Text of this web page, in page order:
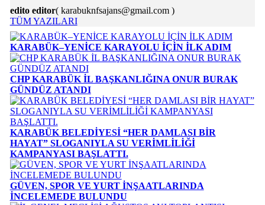
edito editor( karabuknfsajans@gmail.com )
TÜM YAZILARI
KARABÜK–YENİCE KARAYOLU İÇİN İLK ADIM
CHP KARABÜK İL BAŞKANLIĞINA ONUR BURAK
GÜNDÜZ ATANDI
KARABÜK BELEDİYESİ “HER DAMLASI BİR
HAYAT” SLOGANIYLA SU VERİMLİLİĞİ
KAMPANYASI BAŞLATTI.
GÜVEN, SPOR VE YURT İNŞAATLARINDA
İNCELEMEDE BULUNDU